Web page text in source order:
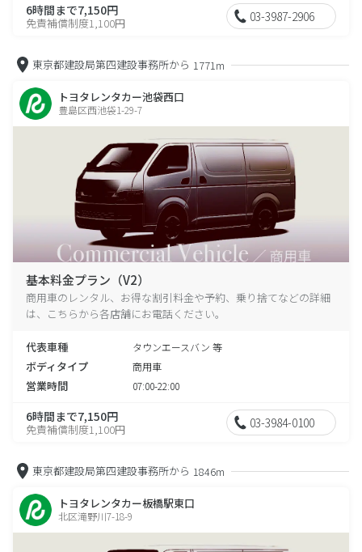
6時間まで7,150円
免責補償制度1,100円 03-3987-2906
東京都建設局第四建設事務所から 1771m
トヨタレンタカー池袋西口
豊島区西池袋1-29-7
基本料金プラン（V2）
商用車のレンタル、お得な割引料金や予約、乗り捨てなどの詳細
は、こちらから各店舗にお電話ください。
代表車種 タウンエースバン 等
ボディタイプ 商用車
営業時間 07:00-22:00
6時間まで7,150円
免責補償制度1,100円 03-3984-0100
東京都建設局第四建設事務所から 1846m
トヨタレンタカー板橋駅東口
北区滝野川7-18-9